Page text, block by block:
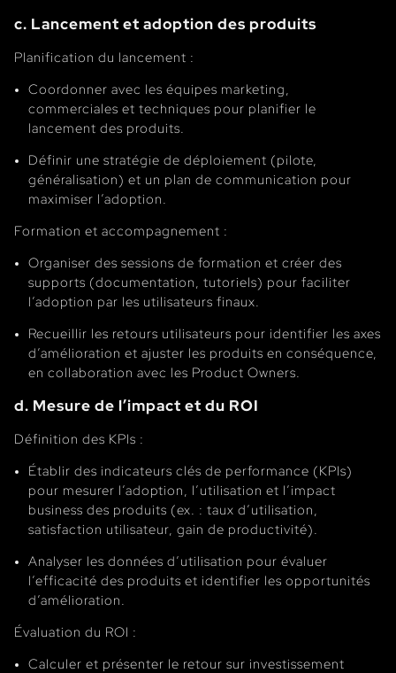
c. Lancement et adoption des produits
Planification du lancement :
Coordonner avec les équipes marketing,
commerciales et techniques pour planifier le
lancement des produits.
Définir une stratégie de déploiement (pilote,
généralisation) et un plan de communication pour
maximiser l’adoption.
Formation et accompagnement :
Organiser des sessions de formation et créer des
supports (documentation, tutoriels) pour faciliter
l’adoption par les utilisateurs finaux.
Recueillir les retours utilisateurs pour identifier les axes
d’amélioration et ajuster les produits en conséquence,
en collaboration avec les Product Owners.
d. Mesure de l’impact et du ROI
Définition des KPIs :
Établir des indicateurs clés de performance (KPIs)
pour mesurer l’adoption, l’utilisation et l’impact
business des produits (ex. : taux d’utilisation,
satisfaction utilisateur, gain de productivité).
Analyser les données d’utilisation pour évaluer
l’efficacité des produits et identifier les opportunités
d’amélioration.
Évaluation du ROI :
Calculer et présenter le retour sur investissement